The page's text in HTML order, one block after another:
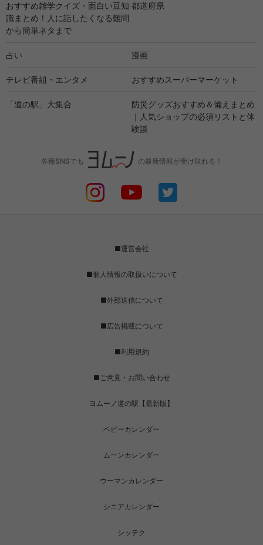
おすすめ雑学クイズ・面白い豆知
識まとめ！人に話したくなる難問
から簡単ネタまで
都道府県
占い 漫画
テレビ番組・エンタメ おすすめスーパーマーケット
「道の駅」大集合
防災グッズおすすめ＆備えまとめ
｜人気ショップの必須リストと体
験談
各種SNSでも の最新情報が受け取れる！
■運営会社
■個人情報の取扱いについて
■外部送信について
■広告掲載について
■利用規約
■ご意見・お問い合わせ
ヨムーノ道の駅【最新版】
ベビーカレンダー
ムーンカレンダー
ウーマンカレンダー
シニアカレンダー
シッテク